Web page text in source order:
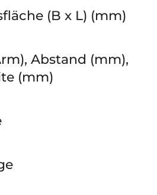
(B x L) (mm)
Abstand (mm),
(mm)